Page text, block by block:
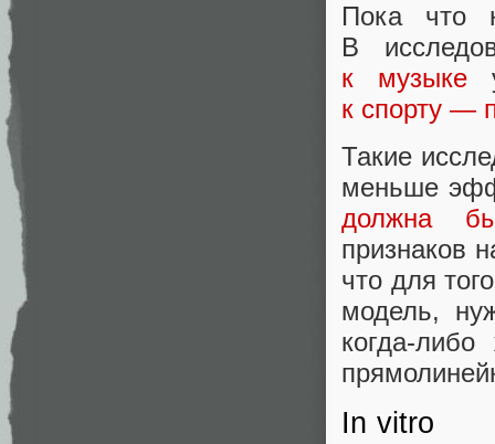
Пока что
В
к музыке
к спорту —
Такие
меньше
должна
признаков
что для
модель,
In vitro